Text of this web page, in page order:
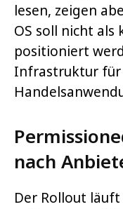
lesen, zeigen
OS soll nicht als
positioniert
Infrastruktur
nach
Der Rollout